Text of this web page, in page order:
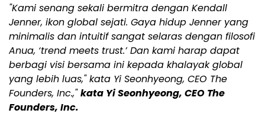
"Kami senang sekali bermitra dengan Kendall
Jenner, ikon global sejati. Gaya hidup Jenner yang
minimalis dan intuitif sangat selaras dengan filosofi
Anua, ‘trend meets trust.’ Dan kami harap dapat
berbagi visi bersama ini kepada khalayak global
yang lebih luas," kata Yi Seonhyeong, CEO The
Founders, Inc.,"kata Yi Seonhyeong, CEO The
Founders, Inc.